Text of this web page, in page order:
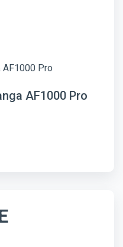
AF1000 Pro